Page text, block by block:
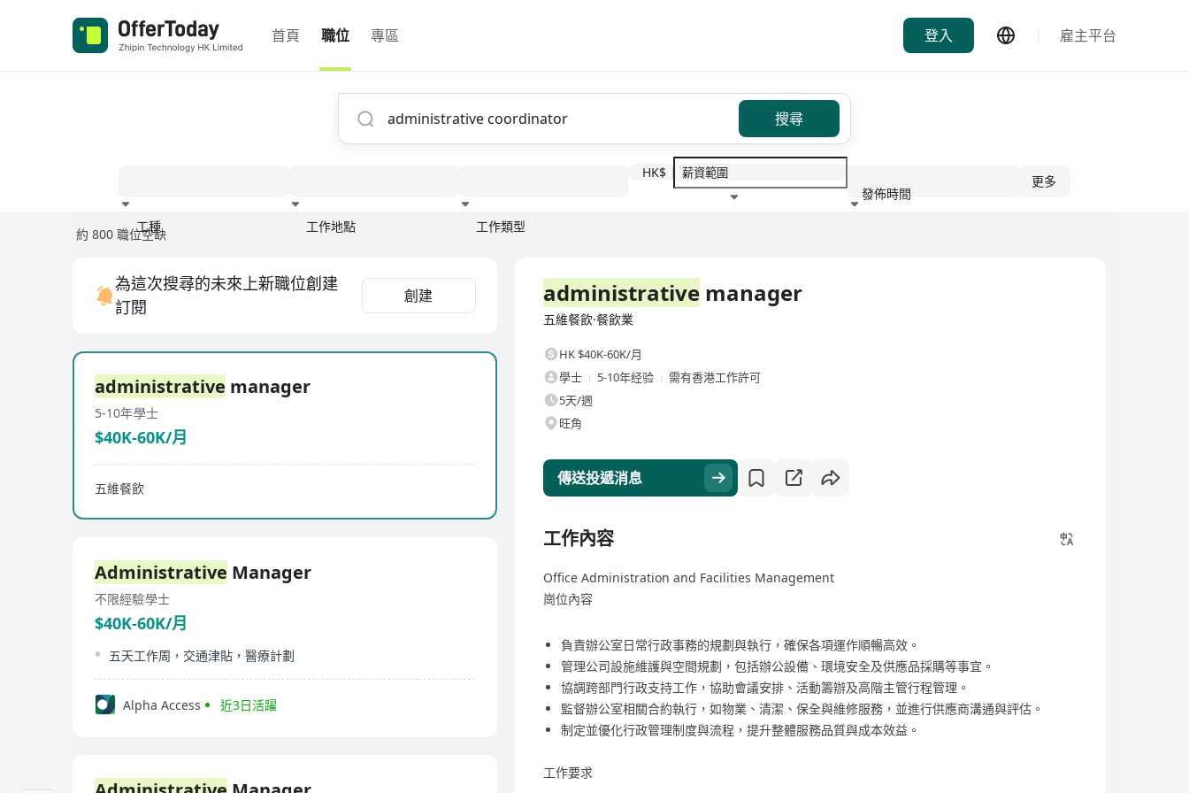
首頁 職位 專區 登入 雇主平台
搜尋
工種 工作地點 工作類型
HK$
發佈時間
更多
約 800 職位空缺
為這次搜尋的未來上新職位創建
訂閱
創建
administrative manager
5-10年學士
$40K-60K/月
五維餐飲
Administrative Manager
不限經驗學士
$40K-60K/月
五天工作周，交通津貼，醫療計劃
Alpha Access 近3日活躍
administrative manager
五維餐飲·餐飲業
HK $40K-60K/月
學士
5-10年经验
需有香港工作許可
5天/週
旺角
傳送投遞消息
工作內容
Office Administration and Facilities Management
崗位內容
負責辦公室日常行政事務的規劃與執行，確保各項運作順暢高效。
管理公司設施維護與空間規劃，包括辦公設備、環境安全及供應品採購等事宜。
協調跨部門行政支持工作，協助會議安排、活動籌辦及高階主管行程管理。
監督辦公室相關合約執行，如物業、清潔、保全與維修服務，並進行供應商溝通與評估。
制定並優化行政管理制度與流程，提升整體服務品質與成本效益。
工作要求